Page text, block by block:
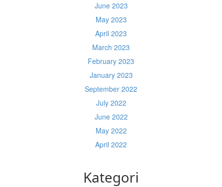
June 2023
May 2023
April 2023
March 2023
February 2023
January 2023
September 2022
July 2022
June 2022
May 2022
April 2022
Kategori